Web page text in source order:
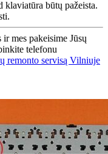
klaviatūra būtų pažeista.
mes pakeisime Jūsų
telefonu
remonto servisą Vilniuje